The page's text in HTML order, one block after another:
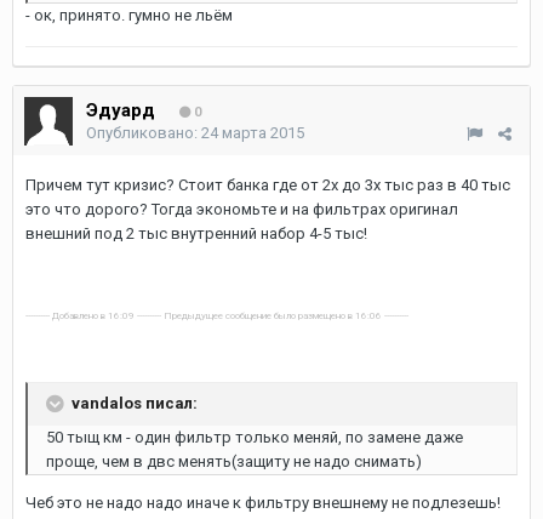
- ок, принято. гумно не льём
Эдуард 0
Опубликовано: 24 марта 2015
Причем тут кризис? Стоит банка где от 2х до 3х тыс раз в 40 тыс
это что дорого? Тогда экономьте и на фильтрах оригинал
внешний под 2 тыс внутренний набор 4-5 тыс!
---------- Добавлено в 16:09 ---------- Предыдущее сообщение было размещено в 16:06 ----------
vandalos писал:
50 тыщ км - один фильтр только меняй, по замене даже
проще, чем в двс менять(защиту не надо снимать)
Чеб это не надо надо иначе к фильтру внешнему не подлезешь!